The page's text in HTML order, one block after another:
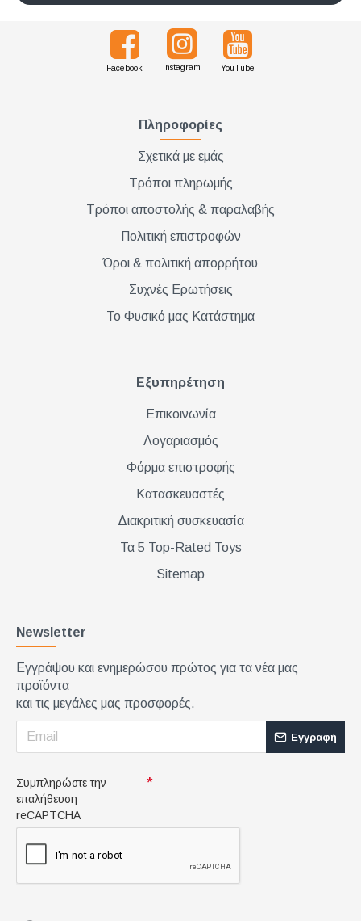
Facebook Instagram YouTube
Πληροφορίες
Σχετικά με εμάς
Τρόποι πληρωμής
Τρόποι αποστολής & παραλαβής
Πολιτική επιστροφών
Όροι & πολιτική απορρήτου
Συχνές Ερωτήσεις
Το Φυσικό μας Κατάστημα
Εξυπηρέτηση
Επικοινωνία
Λογαριασμός
Φόρμα επιστροφής
Κατασκευαστές
Διακριτική συσκευασία
Τα 5 Top-Rated Toys
Sitemap
Newsletter
Εγγράψου και ενημερώσου πρώτος για τα νέα μας
προϊόντα
και τις μεγάλες μας προσφορές.
Εγγραφή
Συμπληρώστε την
επαλήθευση
reCAPTCHA